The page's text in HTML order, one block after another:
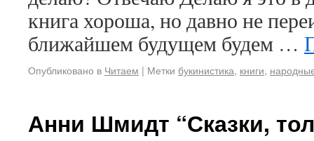
книга хороша, но давно не
ближайшем будущем будем …
Опубликовано в Читаем | Метки букинистика, книги,
Анни Шмидт “Сказки,